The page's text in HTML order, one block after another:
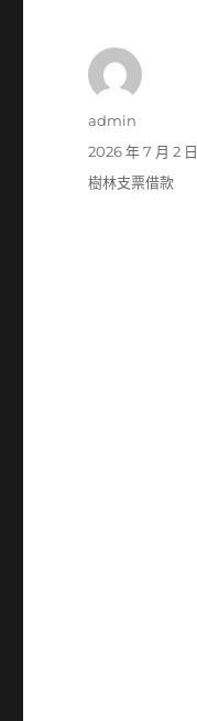
作
admin
發
佈
2026 年 7 月 2 日
分
樹林支票借款